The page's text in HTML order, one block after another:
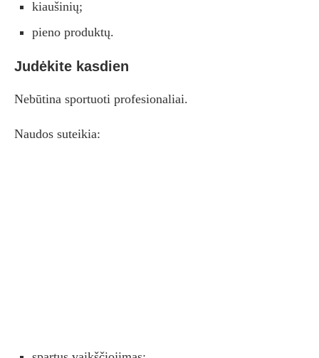
kiaušinių;
pieno produktų.
Judėkite kasdien
Nebūtina sportuoti profesionaliai.
Naudos suteikia: